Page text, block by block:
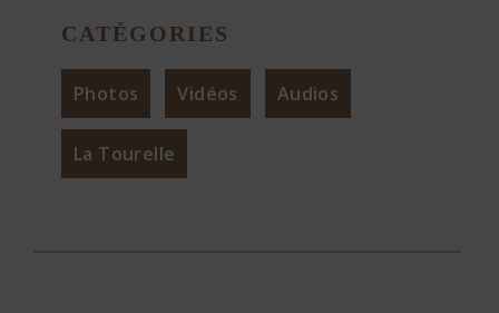
CATÉGORIES
Photos Vidéos Audios
La Tourelle